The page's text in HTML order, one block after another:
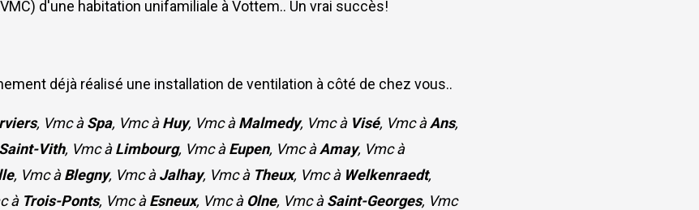
d'une habitation unifamiliale à Vottem.. Un vrai succès!
déjà réalisé une installation de ventilation à côté de chez vous..
, Vmc àSpa, Vmc àHuy, Vmc àMalmedy, Vmc à Visé, Vmc àAns,
Saint-Vith, Vmc àLimbourg, Vmc àEupen, Vmc àAmay, Vmc à
, Vmc àBlegny, Vmc àJalhay, Vmc à Theux, Vmc à Welkenraedt,
à Trois-Ponts, Vmc àEsneux, Vmc à Olne, Vmc àSaint-Georges, Vmc